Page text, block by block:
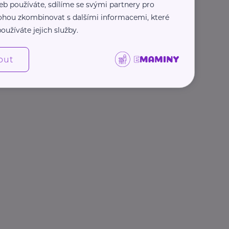
používáte, sdílíme se svými partnery pro
zkombinovat s dalšími informacemi, které
jejich služby.